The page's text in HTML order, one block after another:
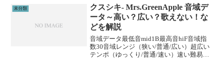
(adsbygoogle = wi...
未分類
クスシキ- Mrs.GreenApple 音域デ
ータ～高い？広い？歌えない！な
どを解説
音域データ最低音mid1B最高音hiF音域指
数30音域レンジ（狭い/普通/広い）超広い
テンポ（ゆっくり/普通/速い）速い難易度